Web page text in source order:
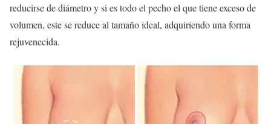
reducirse de diámetro y si es todo el pecho el que tiene exceso de
volumen, este se reduce al tamaño ideal, adquiriendo una forma
rejuvenecida.